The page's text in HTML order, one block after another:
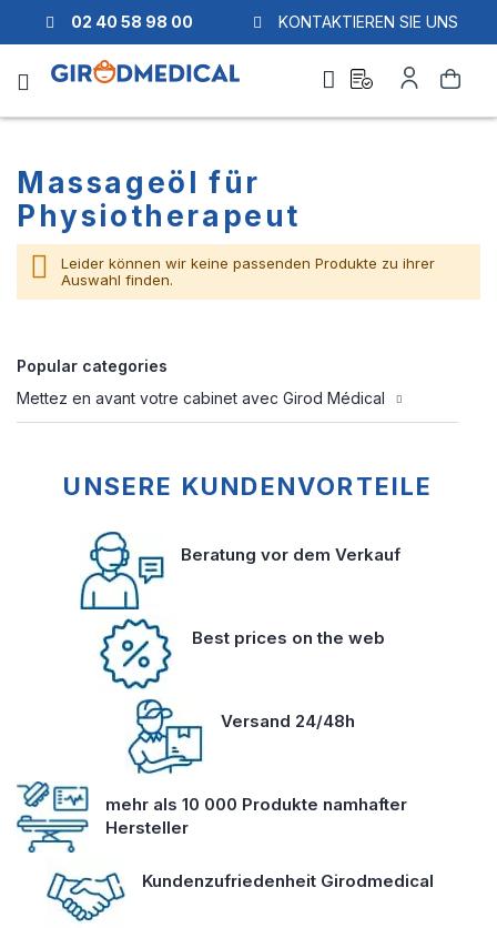
02 40 58 98 00 KONTAKTIEREN SIE UNS
Suche
quote
Konto
Massageöl für
Physiotherapeut
Leider können wir keine passenden Produkte zu ihrer
Auswahl finden.
Popular categories
Mettez en avant votre cabinet avec Girod Médical
UNSERE KUNDENVORTEILE
Beratung vor dem Verkauf
Best prices on the web
Versand 24/48h
mehr als 10 000 Produkte namhafter
Hersteller
Kundenzufriedenheit Girodmedical